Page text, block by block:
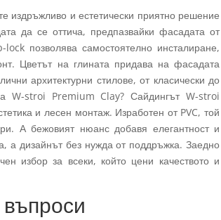
издръжливо и естетически приятно решение
да се оттича, предпазвайки фасадата от
позволява самостоятелно инсталиране,
Цветът на глината придава на фасадата
архитектурни стилове, от класически до
W-stroi Premium Clay? Сайдингът W-stroi
и лесен монтаж. Изработен от PVC, той
А бежовият нюанс добавя елегантност и
а дизайнът без нужда от поддръжка. Заедно
избор за всеки, който цени качеството и